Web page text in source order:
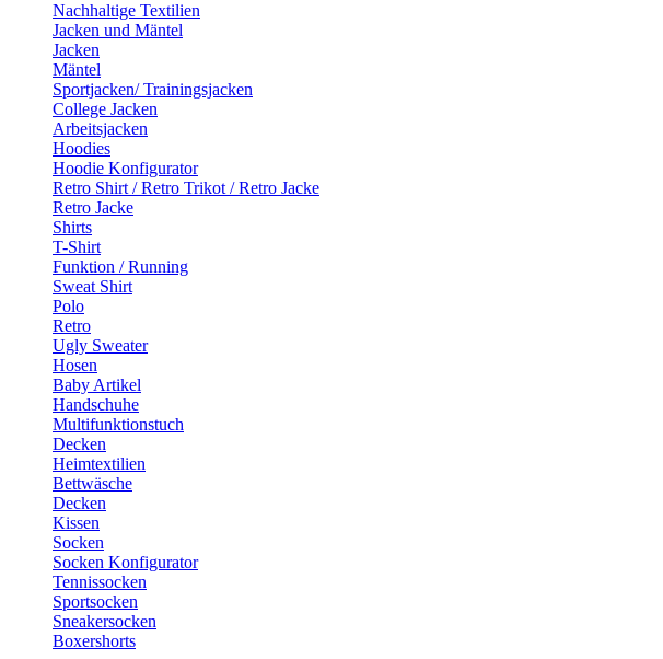
Nachhaltige Textilien
Jacken und Mäntel
Jacken
Mäntel
Sportjacken/ Trainingsjacken
College Jacken
Arbeitsjacken
Hoodies
Hoodie Konfigurator
Retro Shirt / Retro Trikot / Retro Jacke
Retro Jacke
Shirts
T-Shirt
Funktion / Running
Sweat Shirt
Polo
Retro
Ugly Sweater
Hosen
Baby Artikel
Handschuhe
Multifunktionstuch
Decken
Heimtextilien
Bettwäsche
Decken
Kissen
Socken
Socken Konfigurator
Tennissocken
Sportsocken
Sneakersocken
Boxershorts